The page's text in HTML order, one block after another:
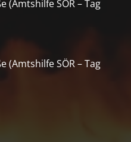
(Amtshilfe SÖR – Tag
(Amtshilfe SÖR – Tag